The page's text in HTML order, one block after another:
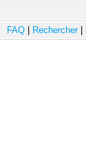
FAQ| Rechercher|